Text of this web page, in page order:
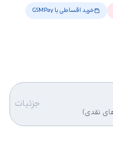
خرید اقساطی با GSMPay
نقدی)
جزئیات